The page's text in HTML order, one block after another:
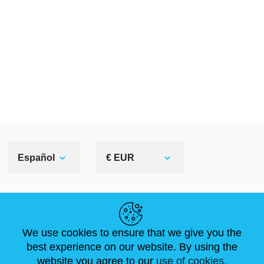
Español € EUR
NOVEDADES
ARTÍCULOS
ABOUT US
FAQ
TAMAÑOS ESTÁNDAR
CONTÁCTANOS
We use cookies to ensure that we give you the
best experience on our website. By using the
website you agree to our use of cookies.